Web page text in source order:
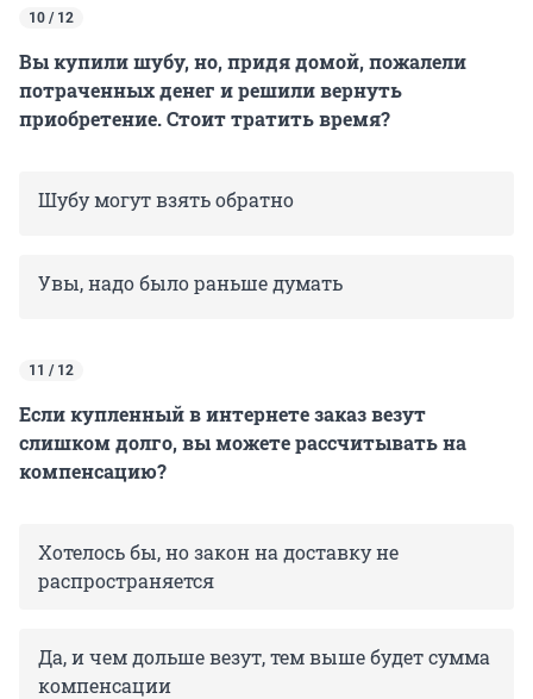
10 / 12
Вы купили шубу, но, придя домой, пожалели
потраченных денег и решили вернуть
приобретение. Стоит тратить время?
Шубу могут взять обратно
Увы, надо было раньше думать
11 / 12
Если купленный в интернете заказ везут
слишком долго, вы можете рассчитывать на
компенсацию?
Хотелось бы, но закон на доставку не
распространяется
Да, и чем дольше везут, тем выше будет сумма
компенсации